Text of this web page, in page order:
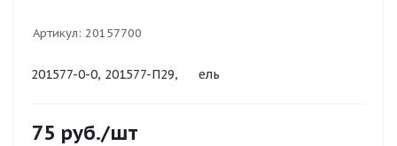
Артикул: 20157700
201577-0-0, 201577-П29, ель
75 руб./шт